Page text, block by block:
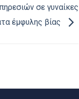
σε γυναίκες
έμφυλης βίας